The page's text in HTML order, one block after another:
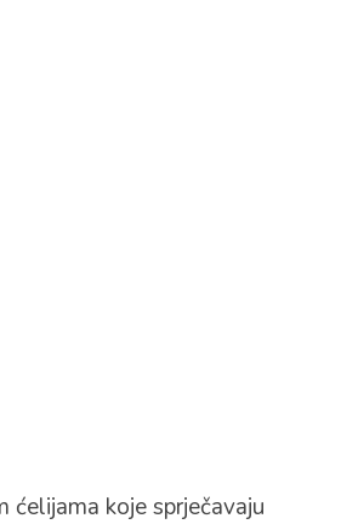
ćelijama koje sprječavaju